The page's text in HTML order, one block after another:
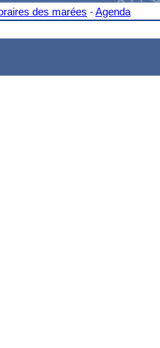
des marées -Agenda